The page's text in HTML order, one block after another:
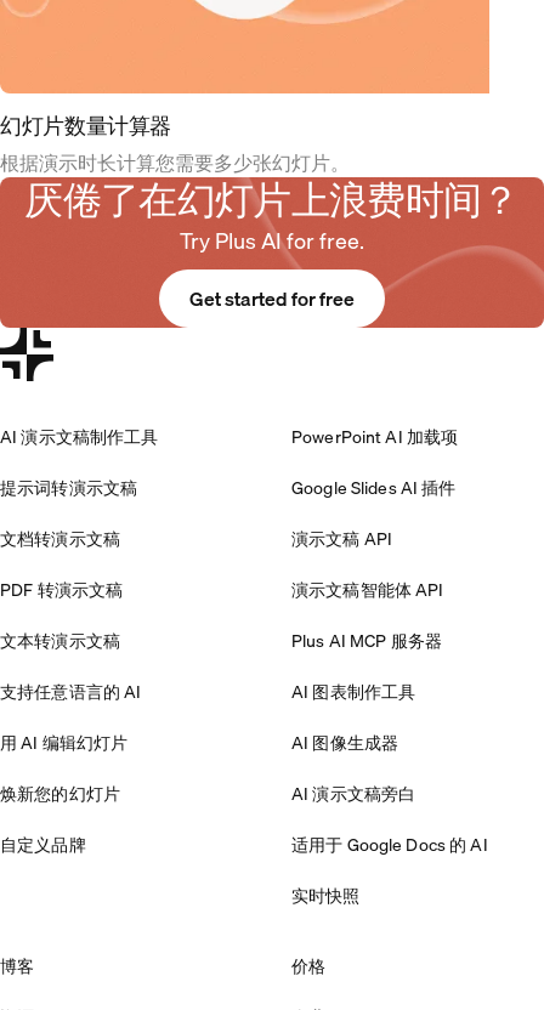
幻灯片数量计算器
根据演示时长计算您需要多少张幻灯片。
厌倦了在幻灯片上浪费时间？
Try Plus AI for free.
Get started for free
AI 演示文稿制作工具
提示词转演示文稿
文档转演示文稿
PDF 转演示文稿
文本转演示文稿
支持任意语言的 AI
用 AI 编辑幻灯片
焕新您的幻灯片
自定义品牌
PowerPoint AI 加载项
Google Slides AI 插件
演示文稿 API
演示文稿智能体 API
Plus AI MCP 服务器
AI 图表制作工具
AI 图像生成器
AI 演示文稿旁白
适用于 Google Docs 的 AI
实时快照
博客
价格